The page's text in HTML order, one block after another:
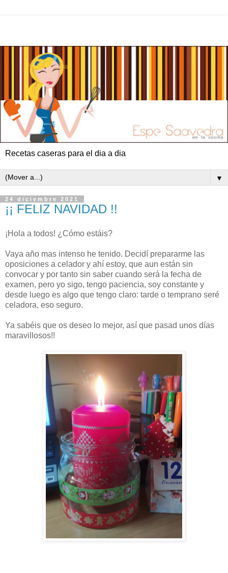
Recetas caseras para el dia a dia
▼
24 diciembre 2021
¡¡ FELIZ NAVIDAD !!
¡Hola a todos! ¿Cómo estáis?
Vaya año mas intenso he tenido. Decidí prepararme las
oposiciones a celador y ahí estoy, que aun están sin
convocar y por tanto sin saber cuando será la fecha de
examen, pero yo sigo, tengo paciencia, soy constante y
desde luego es algo que tengo claro: tarde o temprano seré
celadora, eso seguro.
Ya sabéis que os deseo lo mejor, así que pasad unos días
maravillosos!!